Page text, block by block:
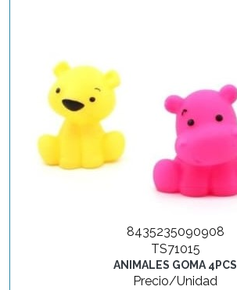
8435235090908
TS71015
ANIMALES GOMA 4PCS
Precio/Unidad